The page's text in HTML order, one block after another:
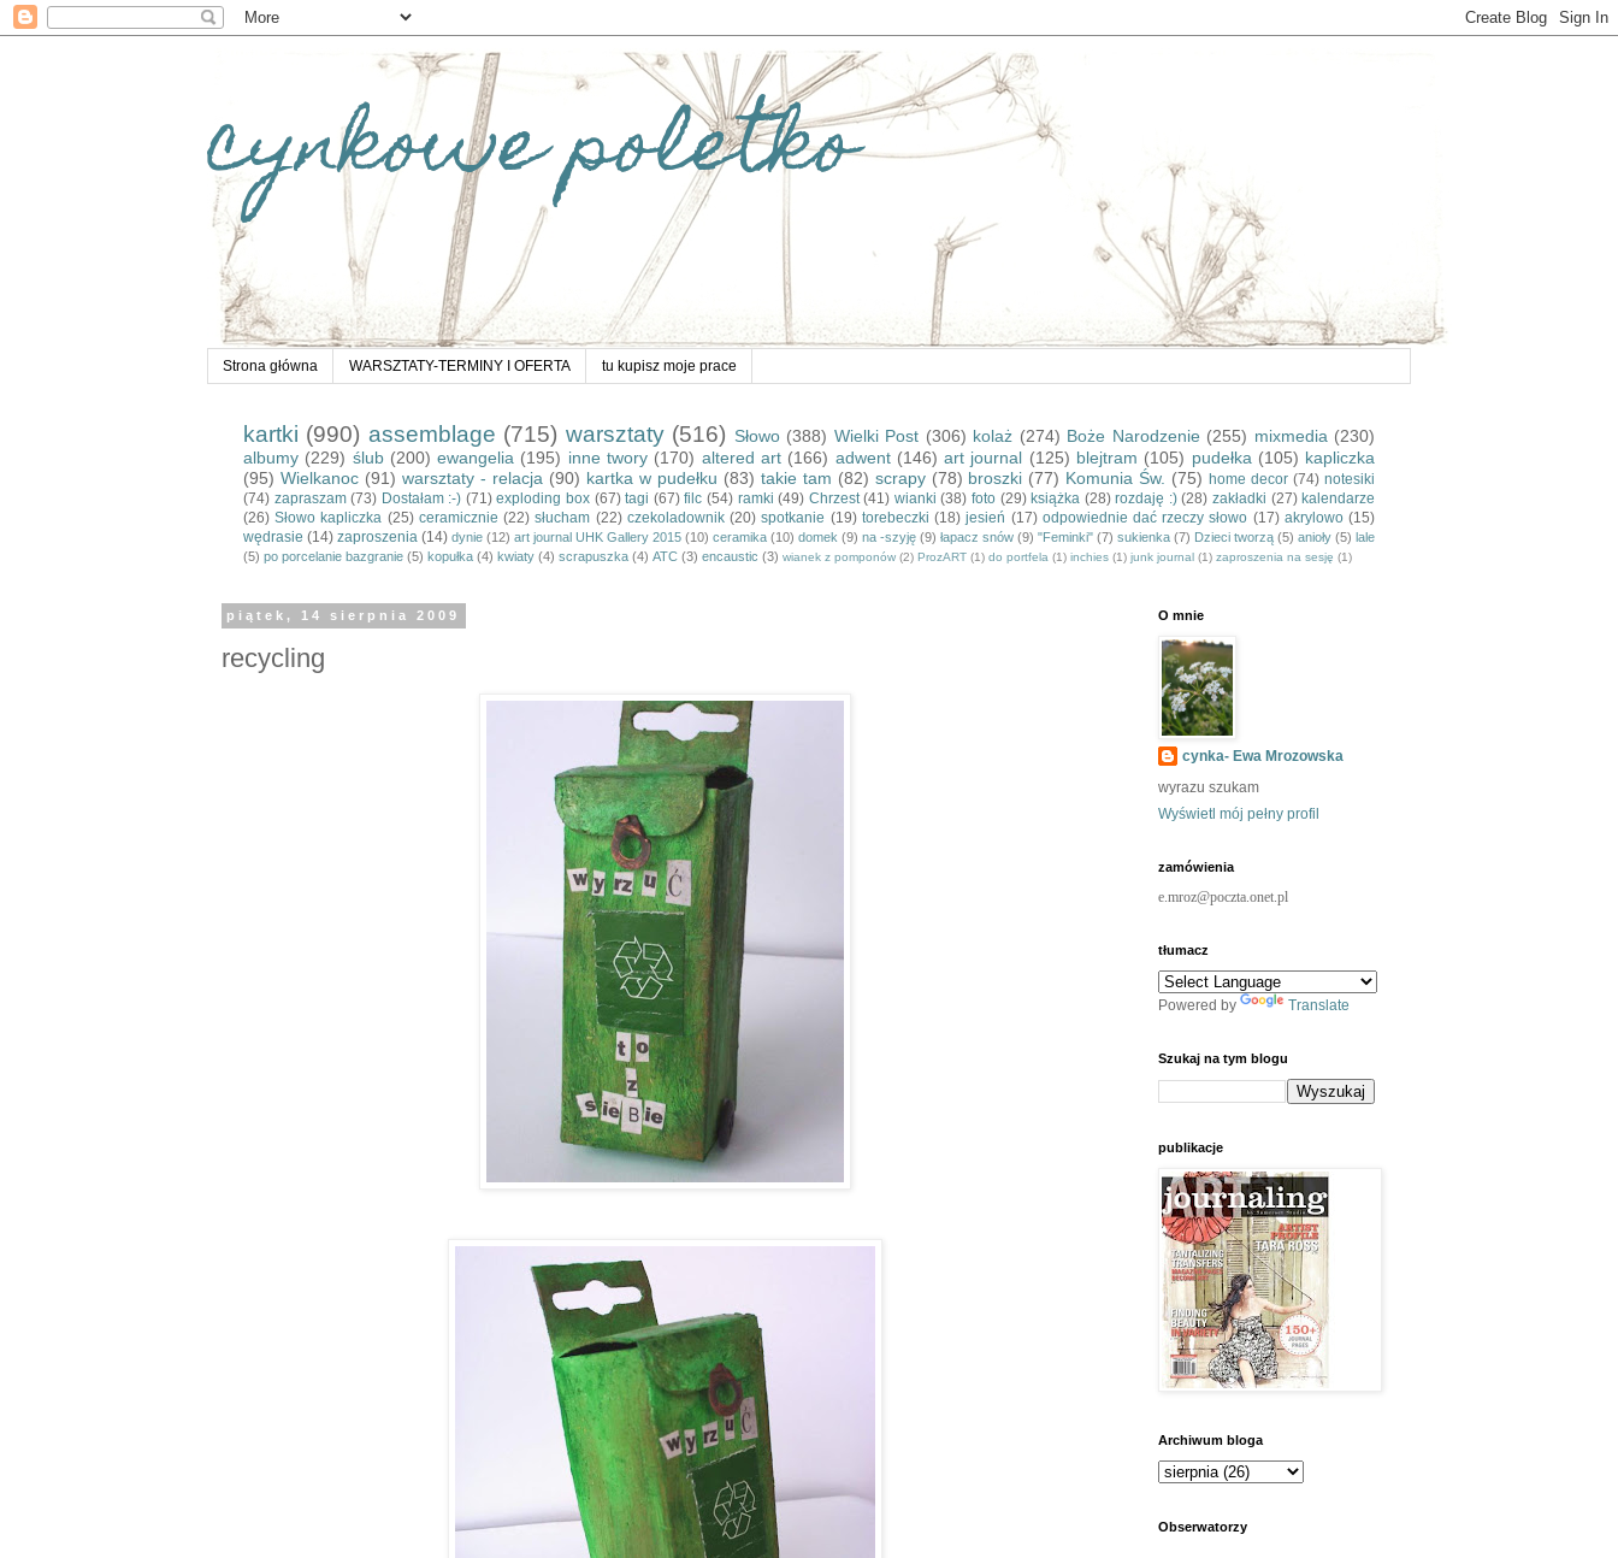
cynkowe poletko
Strona główna WARSZTATY-TERMINY I OFERTA tu kupisz moje prace
kartki (990) assemblage (715) warsztaty (516) Słowo (388) Wielki Post (306) kolaż (274) Boże Narodzenie (255) mixmedia (230)
albumy (229) ślub (200) ewangelia (195) inne twory (170) altered art (166) adwent (146) art journal (125) blejtram (105) pudełka (105) kapliczka
(95) Wielkanoc (91) warsztaty - relacja (90) kartka w pudełku (83) takie tam (82) scrapy (78) broszki (77) Komunia Św. (75) home decor (74) notesiki
(74) zapraszam (73) Dostałam :-) (71) exploding box (67) tagi (67) filc (54) ramki (49) Chrzest (41) wianki (38) foto (29) książka (28) rozdaję :) (28) zakładki (27) kalendarze
(26) Słowo kapliczka (25) ceramicznie (22) słucham (22) czekoladownik (20) spotkanie (19) torebeczki (18) jesień (17) odpowiednie dać rzeczy słowo (17) akrylowo (15)
wędrasie (14) zaproszenia (14) dynie (12) art journal UHK Gallery 2015 (10) ceramika (10) domek (9) na -szyję (9) łapacz snów (9) "Feminki" (7) sukienka (7) Dzieci tworzą (5) anioły (5) lale
(5) po porcelanie bazgranie (5) kopułka (4) kwiaty (4) scrapuszka (4) ATC (3) encaustic (3) wianek z pomponów (2) ProzART (1) do portfela (1) inchies (1) junk journal (1) zaproszenia na sesję (1)
piątek, 14 sierpnia 2009
recycling
O mnie
cynka- Ewa Mrozowska
wyrazu szukam
Wyświetl mój pełny profil
zamówienia
e.mroz@poczta.onet.pl
tłumacz
Powered by Translate
Szukaj na tym blogu
publikacje
Archiwum bloga
Obserwatorzy